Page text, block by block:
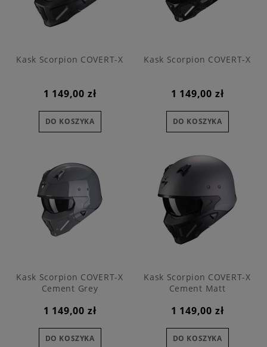
Kask Scorpion COVERT-X
1 149,00 zł
DO KOSZYKA
Kask Scorpion COVERT-X
1 149,00 zł
DO KOSZYKA
Kask Scorpion COVERT-X
Cement Grey
1 149,00 zł
DO KOSZYKA
Kask Scorpion COVERT-X
Cement Matt
1 149,00 zł
DO KOSZYKA